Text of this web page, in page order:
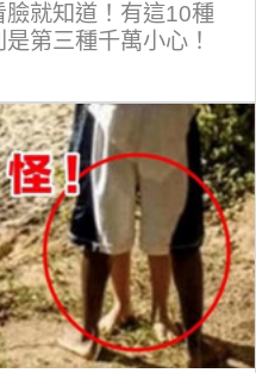
就知道！有這10種
第三種千萬小心！